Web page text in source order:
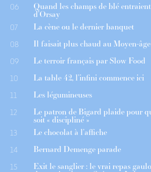
06 Quand les champs de blé
d’Orsay
07 La cène ou le dernier banquet
08 Il faisait plus chaud au Moyen-âge
09 Le terroir français par Slow Food
10 La table 42, l’infini commence ici
11 Les légumineuses
12 Le patron de Bigard plaide pour
soit « discipliné »
13 Le chocolat à l’affiche
14 Bernard Demenge parade
15 Exit le sanglier : le vrai repas